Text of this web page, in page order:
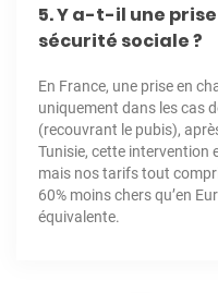
5. Y a-t-il une
sécurité sociale ?
En France, une prise en
uniquement dans les cas
(recouvrant le pubis),
Tunisie, cette intervention
mais nos tarifs tout
60% moins chers qu’en
équivalente.